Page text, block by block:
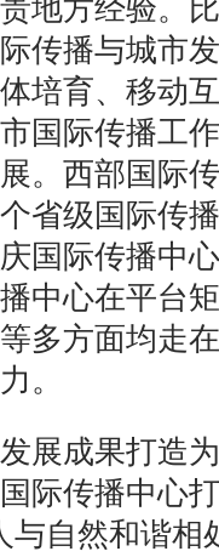
地方经验。
传播与城市
培育、移动
国际传播工
。西部国际
个省级国际
国际传播中
中心在平台
多方面均走
。
成果打造为
际传播中心
与自然和谐相